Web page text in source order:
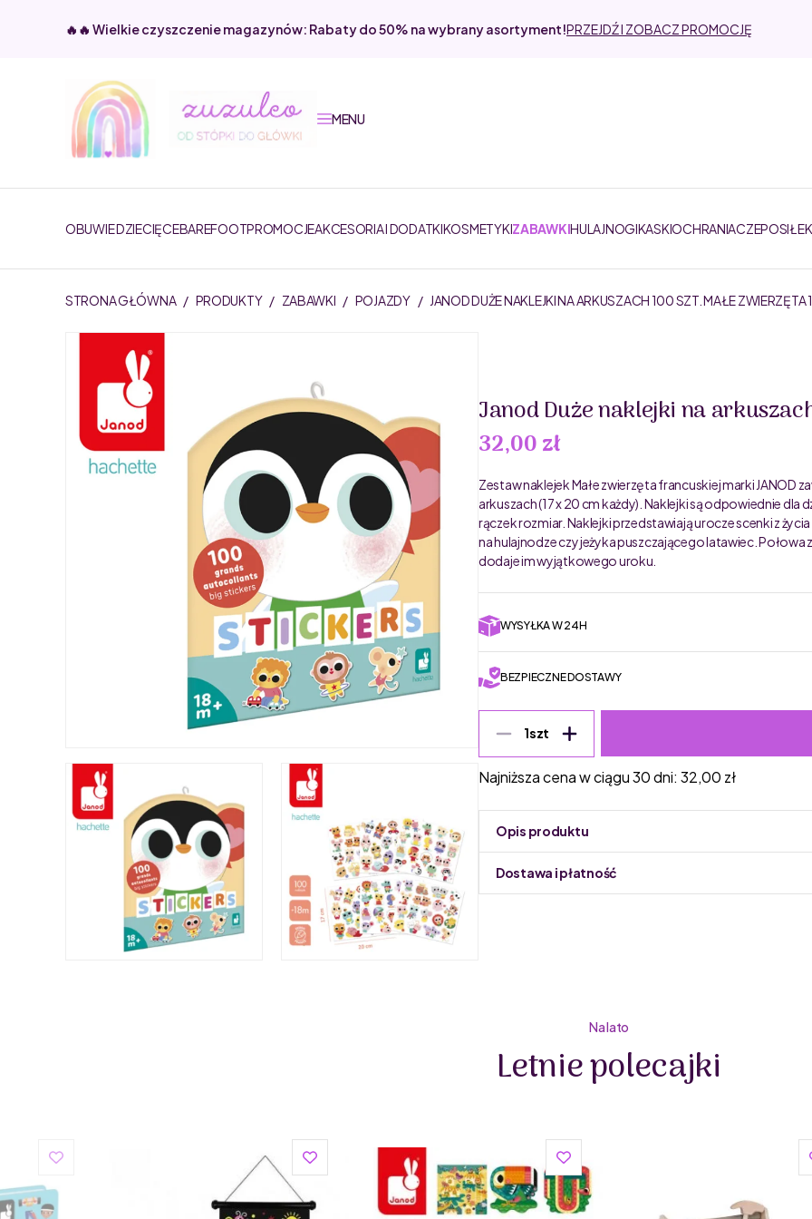
🔥🔥 Wielkie czyszczenie magazynów: Rabaty do 50% na wybrany asortyment!PRZEJDŹ I ZOBACZ PROMOCJĘ
MENU
OBUWIE DZIECIĘCEBAREFOOTPROMOCJEAKCESORIA I DODATKIKOSMETYKIZABAWKIHULAJNOGIKASKIOCHRANIACZEPOSIŁEK
STRONA GŁÓWNA / PRODUKTY / ZABAWKI / POJAZDY / JANOD DUŻE NAKLEJKI NA ARKUSZACH 100 SZT. MAŁE ZWIERZĘTA
Janod Duże naklejki na
32,00 zł
Zestaw naklejek Małe zwierzęta francuskiej marki JANOD
arkuszach (17 x 20 cm każdy). Naklejki są odpowiednie dla
rączek rozmiar. Naklejki przedstawiają urocze scenki z
na hulajnodze czy jeżyka puszczającego latawiec.
dodaje im wyjątkowego uroku.
WYSYŁKA W 24H
BEZPIECZNE DOSTAWY
1szt
Najniższa cena w ciągu 30 dni: 32,00 zł
Opis produktu
Janod od 1970 roku niezmiennie projektuje
designu i najwyższej jakości. Unikalne zabawki
układanki i zabawki magnetyczne. Wszystkie
designerów.
Zabawki edukacyjne rozwijają wiele umiejętności
manualne, kojarzenie kształtów i kolorów czy nauka
Dostawa i płatność
Na lato
Letnie polecajki